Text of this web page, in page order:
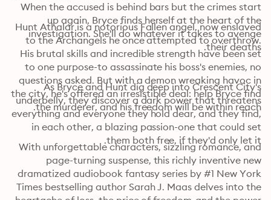
When the accused is behind bars but the crimes start
investigation. She'll do whatever it takes to avenge
their deaths.
to one purpose-to assassinate his boss's enemies, no
questions asked. But with a demon wreaking havoc in
the city, he's offered an irresistible deal: help Bryce find
the murderer, and his freedom will be within reach.
As Bryce and Hunt dig deep into Crescent City's
underbelly, they discover a dark power that threatens
everything and everyone they hold dear, and they find,
them both free, if they'd only let it.
With unforgettable characters, sizzling romance, and
dramatized audiobook fantasy series by #1 New York
Times bestselling author Sarah J. Maas delves into the